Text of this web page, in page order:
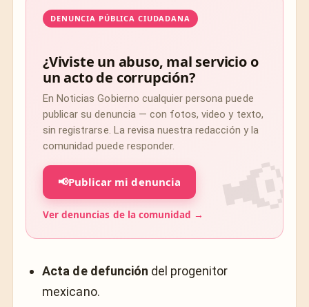
DENUNCIA PÚBLICA CIUDADANA
¿Viviste un abuso, mal servicio o
un acto de corrupción?
En Noticias Gobierno cualquier persona puede
publicar su denuncia — con fotos, video y texto,
sin registrarse. La revisa nuestra redacción y la
comunidad puede responder.
📢Publicar mi denuncia
Ver denuncias de la comunidad →
Acta de defunción del progenitor
mexicano.